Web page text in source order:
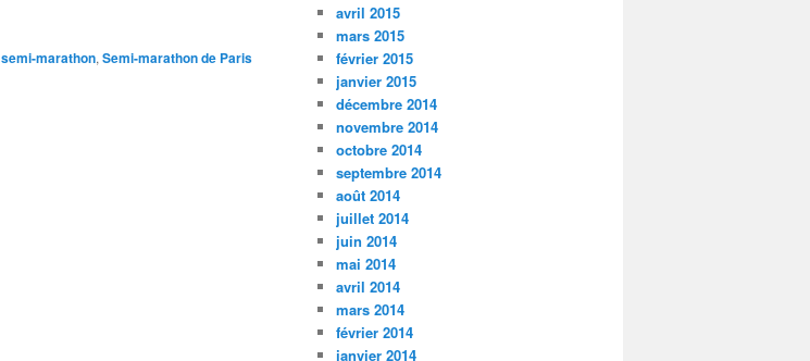
semi-marathon, Semi-marathon de Paris
avril 2015
mars 2015
février 2015
janvier 2015
décembre 2014
novembre 2014
octobre 2014
septembre 2014
août 2014
juillet 2014
juin 2014
mai 2014
avril 2014
mars 2014
février 2014
janvier 2014